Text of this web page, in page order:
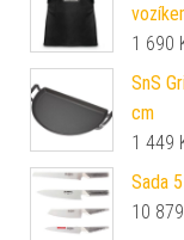
1 690
SnS
cm
1 449
Sada
10 879